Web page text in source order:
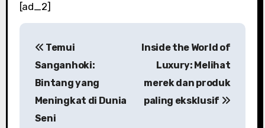
[ad_2]
Temui
Sanganhoki:
Bintang yang
Meningkat di Dunia
Seni
Inside the World of
Luxury: Melihat
merek dan produk
paling eksklusif